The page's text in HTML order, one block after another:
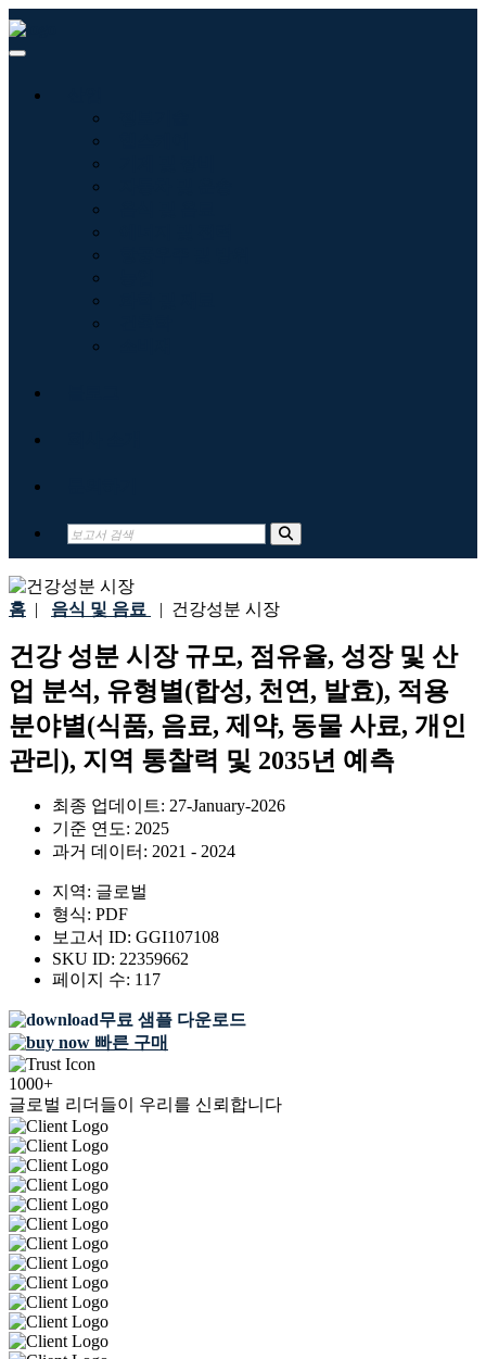
홈 | 음식 및 음료 | 건강성분 시장
건강 성분 시장 규모, 점유율, 성장 및 산
업 분석, 유형별(합성, 천연, 발효), 적용
분야별(식품, 음료, 제약, 동물 사료, 개인
관리), 지역 통찰력 및 2035년 예측
최종 업데이트: 27-January-2026
기준 연도: 2025
과거 데이터: 2021 - 2024
지역: 글로벌
형식: PDF
보고서 ID: GGI107108
SKU ID: 22359662
페이지 수: 117
무료 샘플 다운로드
빠른 구매
1000+
글로벌 리더들이 우리를 신뢰합니다